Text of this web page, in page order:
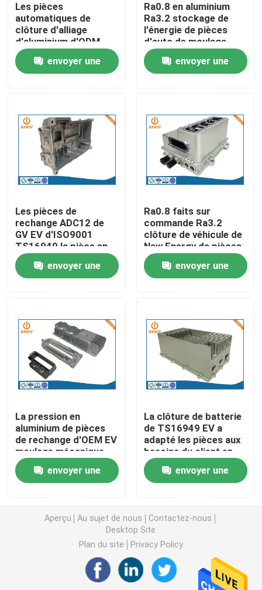
Produits
A propos de nous
Contrôle de la qualité
Contact
nouvelles
L'aluminium moulage mécanique sous pression
Pièces de usinage de commande numérique par
Pièces de rotation de commande numérique par
Clôtures électroniques faites sur commande
Pièces en plastique faites sur commande d'injection
la lingotière de moulage mécanique sous pression
Les pièces d'auto de moulage mécanique sous
Les pièces
automatiques de
clôture d'alliage
d'aluminium d'ODM
automobile de New
Energy de moulage
mécanique sous
envoyer une
Ra0.8 en aluminium
Ra3.2 stockage de
l'énergie de pièces
d'auto de moulage
mécanique sous
pression Shell
envoyer une
Les pièces de
rechange ADC12 de
GV EV d'ISO9001
TS16949 la pièce en
aluminium de moulage
mécanique sous
pression
envoyer une
Ra0.8 faits sur
commande Ra3.2
clôture de véhicule de
New Energy de pièces
d'auto de moulage
mécanique sous
pression
envoyer une
La pression en
aluminium de pièces
de rechange d'OEM EV
moulage mécanique
sous pression
renversant le radar
envoyer une
La clôture de batterie
de TS16949 EV a
adapté les pièces aux
besoins du client en
aluminium moulage
mécanique sous
pression
envoyer une
Aperçu Au sujet de nous
Contactez-nous
Desktop Site
Plan du site
Privacy Policy